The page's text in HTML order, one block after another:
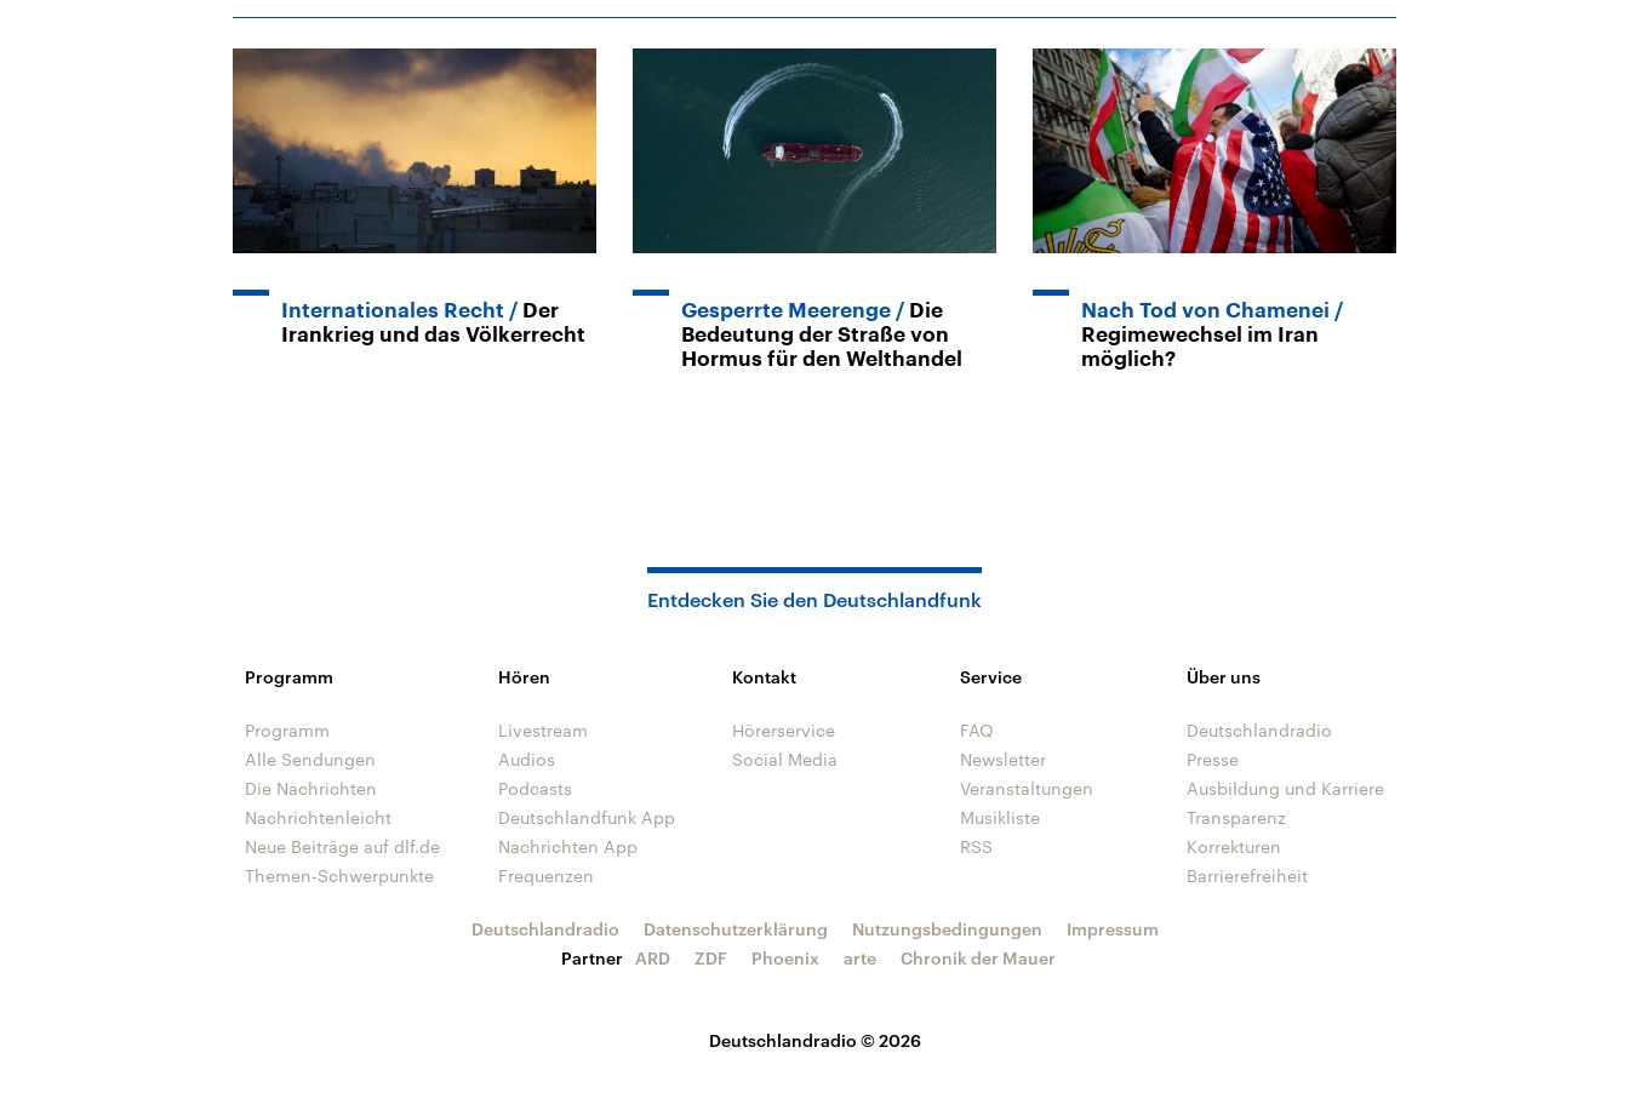
Internationales Recht
Der
Irankrieg und das Völkerrecht
Gesperrte Meerenge
Die
Bedeutung der Straße von
Hormus für den Welthandel
Nach Tod von Chamenei
Regimewechsel im Iran
möglich?
Entdecken Sie den Deutschlandfunk
Programm
Programm
Alle Sendungen
Die Nachrichten
Nachrichtenleicht
Neue Beiträge auf dlf.de
Themen-Schwerpunkte
Hören
Livestream
Audios
Podcasts
Deutschlandfunk App
Nachrichten App
Frequenzen
Kontakt
Hörerservice
Social Media
Service
FAQ
Newsletter
Veranstaltungen
Musikliste
RSS
Über uns
Deutschlandradio
Presse
Ausbildung und Karriere
Transparenz
Korrekturen
Barrierefreiheit
Deutschlandradio © 2026
Deutschlandradio Datenschutzerklärung Nutzungsbedingungen
Impressum
Partner
ARD ZDF Phoenix arte Chronik der Mauer